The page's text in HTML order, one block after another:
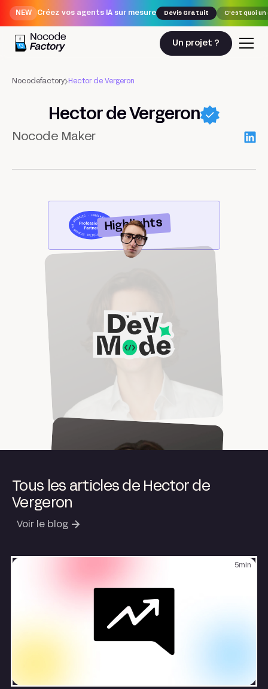
NEW Créez vos agents IA sur mesure Devis Gratuit C'est quoi un
Un projet ?
Nocodefactory Hector de Vergeron
Hector de Vergeron
Nocode Maker
Highlights
Tous les articles de Hector de
Vergeron
Voir le blog
5 min